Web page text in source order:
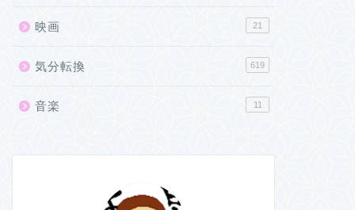
映画 21
気分転換 619
音楽 11